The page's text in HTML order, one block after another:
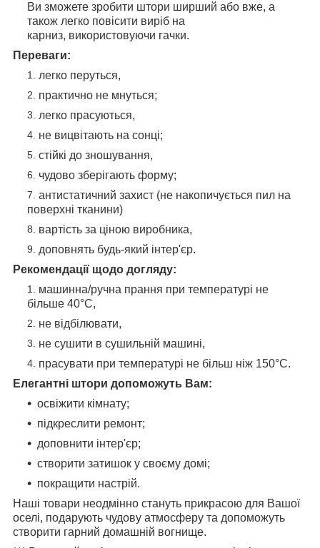
Ви зможете зробити штори ширший або вже, а
також легко повісити виріб на
карниз, використовуючи гачки.
Переваги:
легко перуться,
практично не мнуться;
легко прасуються,
не вицвітають на сонці;
стійкі до зношування,
чудово зберігають форму;
антистатичний захист (не накопичується пил на
поверхні тканини)
вартість за ціною виробника,
доповнять будь-який інтер'єр.
Рекомендації щодо догляду:
машинна/ручна прання при температурі не
більше 40°C,
не відбілювати,
не сушити в сушильній машині,
прасувати при температурі не більш ніж 150°C.
Елегантні штори допоможуть Вам:
освіжити кімнату;
підкреслити ремонт;
доповнити інтер'єр;
створити затишок у своєму домі;
покращити настрій.
Наші товари неодмінно стануть прикрасою для Вашої
оселі, подарують чудову атмосферу та допоможуть
створити гарний домашній вогнище.